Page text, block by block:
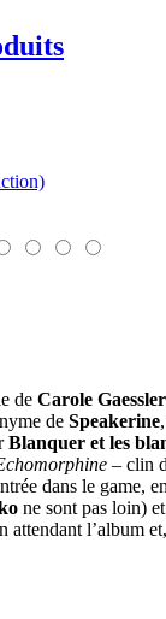
de Carole Gaessler
de Speakerine
Blanquer et les
– clin
dans le game,
ne sont pas loin)
attendant l’album